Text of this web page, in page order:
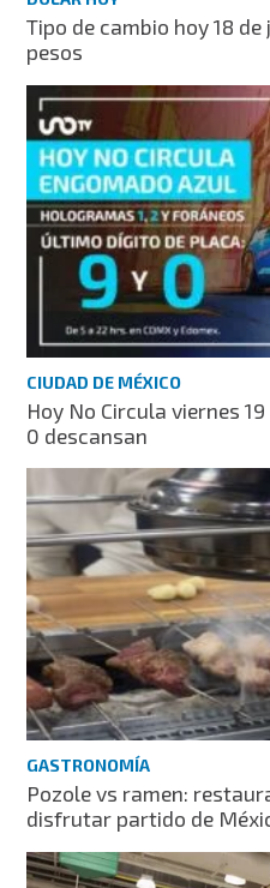
Tipo de cambio hoy 18
pesos
CIUDAD DE MÉXICO
Hoy No Circula viernes
0 descansan
GASTRONOMÍA
Pozole vs ramen:
disfrutar partido de